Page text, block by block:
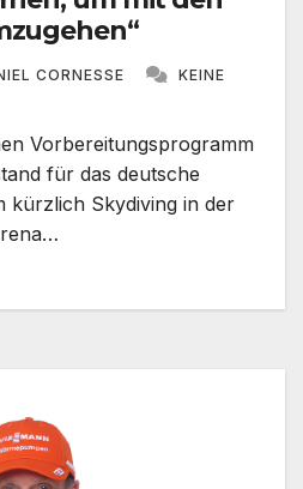
CORNESSE
KEINE
Vorbereitungsprogramm
für das deutsche
kürzlich Skydiving in der